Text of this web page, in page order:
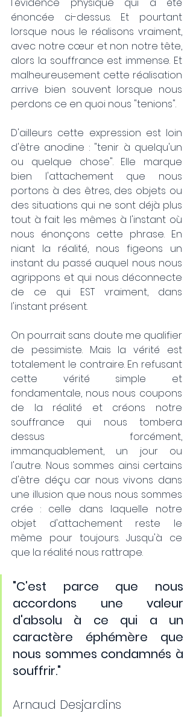
énoncée ci-dessus. Et pourtant
lorsque nous le réalisons vraiment,
avec notre cœur et non notre tête,
alors la souffrance est immense. Et
malheureusement cette réalisation
arrive bien souvent lorsque nous
perdons ce en quoi nous "tenions".
D'ailleurs cette expression est loin
d'être anodine : "tenir à quelqu'un
ou quelque chose". Elle marque
bien l'attachement que nous
portons à des êtres, des objets ou
des situations qui ne sont déjà plus
tout à fait les mêmes à l'instant où
nous énonçons cette phrase. En
niant la réalité, nous figeons un
instant du passé auquel nous nous
agrippons et qui nous déconnecte
de ce qui EST vraiment, dans
l'instant présent.
On pourrait sans doute me qualifier
de pessimiste. Mais la vérité est
totalement le contraire. En refusant
cette vérité simple et
fondamentale, nous nous coupons
de la réalité et créons notre
souffrance qui nous tombera
dessus forcément,
immanquablement, un jour ou
l'autre. Nous sommes ainsi certains
d'être déçu car nous vivons dans
une illusion que nous nous sommes
crée : celle dans laquelle notre
objet d'attachement reste le
même pour toujours. Jusqu'à ce
que la réalité nous rattrape.
"C'est parce que nous
accordons une valeur
d'absolu à ce qui a un
caractère éphémère que
nous sommes condamnés à
souffrir."
Arnaud Desjardins